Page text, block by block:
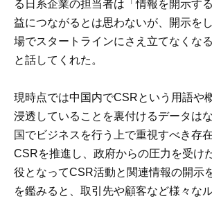
る日系企業の担当者は「情報を開示す
益につながるとは思わないが、開示を
場でスタートラインにさえ立てなくな
と話してくれた。
現時点では中国内でCSRという用語や
浸透していることを裏付けるデータは
国でビジネスを行う上で重視すべき存
CSRを推進し、政府からの圧力を受け
役となってCSR活動と関連情報の開示
を鑑みると、取引先や顧客など様々な